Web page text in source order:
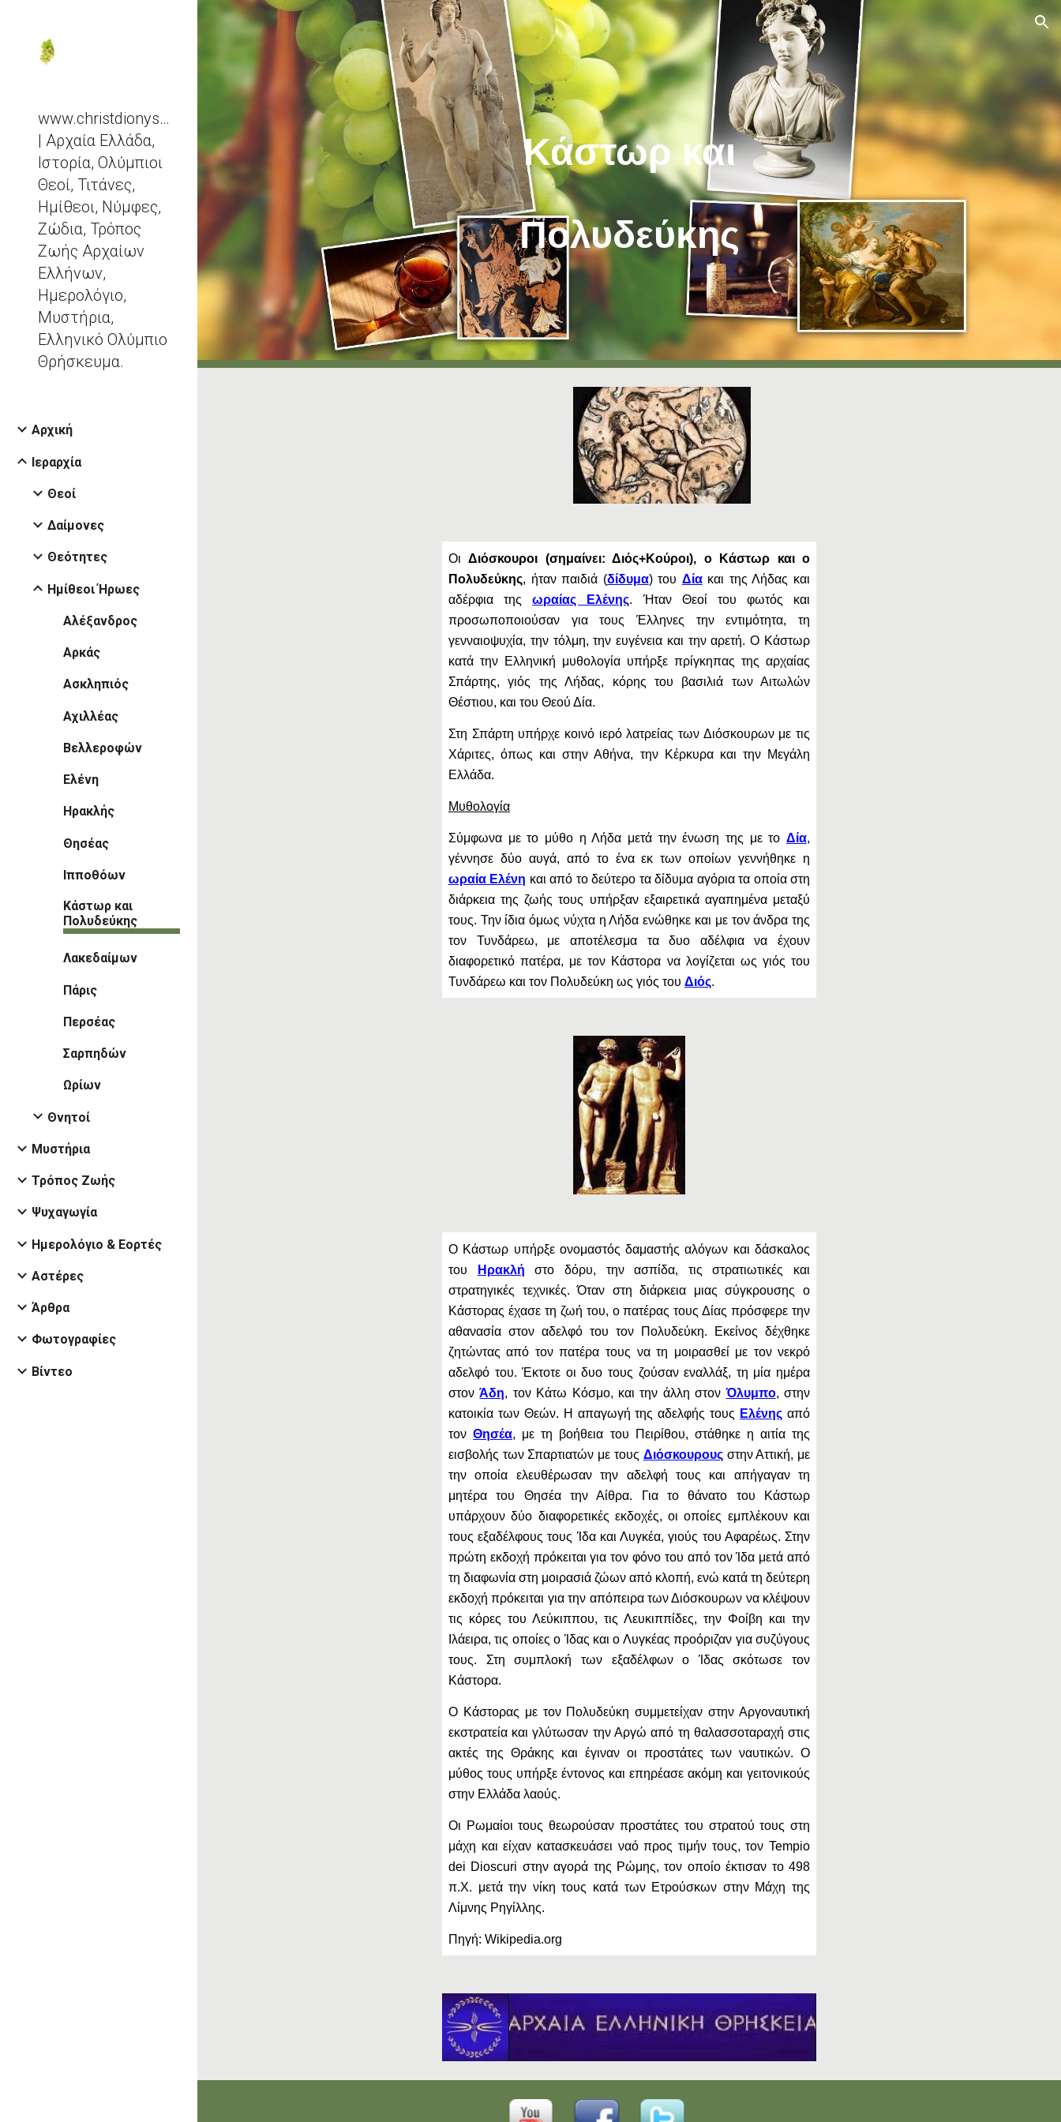
Skip to main content Skip to navigation
www.christdionysos.com
| Αρχαία Ελλάδα,
Ιστορία, Ολύμπιοι
Θεοί, Τιτάνες,
Ημίθεοι, Νύμφες,
Ζώδια, Τρόπος
Ζωής Αρχαίων
Ελλήνων,
Ημερολόγιο,
Μυστήρια,
Ελληνικό Ολύμπιο
Θρήσκευμα.
Αρχική
Ιεραρχία
Θεοί
Δαίμονες
Θεότητες
Ημίθεοι Ήρωες
Αλέξανδρος
Αρκάς
Ασκληπιός
Αχιλλέας
Βελλεροφών
Ελένη
Ηρακλής
Θησέας
Ιπποθόων
Κάστωρ και
Πολυδεύκης
Λακεδαίμων
Πάρις
Περσέας
Σαρπηδών
Ωρίων
Θνητοί
Μυστήρια
Τρόπος Ζωής
Ψυχαγωγία
Ημερολόγιο & Εορτές
Αστέρες
Άρθρα
Φωτογραφίες
Βίντεο
Κάστωρ και
Πολυδεύκης
ΟιΔιόσκουροι (σημαίνει: Διός+Κούροι), ο Κάστωρ και ο
Πολυδεύκης, ήταν παιδιά (δίδυμα) του Δίακαι της Λήδας και
αδέρφια τηςωραίας Ελένης. Ήταν Θεοί του φωτός και
προσωποποιούσαν για τους Έλληνες την εντιμότητα, τη
γενναιοψυχία, την τόλμη, την ευγένεια και την αρετή. Ο Κάστωρ
κατά την Ελληνική μυθολογία υπήρξε πρίγκηπας της αρχαίας
Σπάρτης, γιός της Λήδας, κόρης του βασιλιά των Αιτωλών
Θέστιου, και του Θεού Δία.
Στη Σπάρτη υπήρχε κοινό ιερό λατρείας των Διόσκουρων με τις
Χάριτες, όπως και στην Αθήνα, την Κέρκυρα και την Μεγάλη
Ελλάδα.
Μυθολογία
Σύμφωνα με το μύθο η Λήδα μετά την ένωση της με τοΔία,
γέννησε δύο αυγά, από το ένα εκ των οποίων γεννήθηκε η
ωραία Ελένη και από το δεύτερο τα δίδυμα αγόρια τα οποία στη
διάρκεια της ζωής τους υπήρξαν εξαιρετικά αγαπημένα μεταξύ
τους. Την ίδια όμως νύχτα η Λήδα ενώθηκε και με τον άνδρα της
τον Τυνδάρεω, με αποτέλεσμα τα δυο αδέλφια να έχουν
διαφορετικό πατέρα, με τον Κάστορα να λογίζεται ως γιός του
Τυνδάρεω και τον Πολυδεύκη ως γιός του Διός.
Ο Κάστωρ υπήρξε ονομαστός δαμαστής αλόγων και δάσκαλος
του
Ηρακλή στο δόρυ, την ασπίδα, τις στρατιωτικές και
στρατηγικές τεχνικές. Όταν στη διάρκεια μιας σύγκρουσης ο
Κάστορας έχασε τη ζωή του, ο πατέρας τους Δίας πρόσφερε την
αθανασία στον αδελφό του τον Πολυδεύκη. Εκείνος δέχθηκε
ζητώντας από τον πατέρα τους να τη μοιρασθεί με τον νεκρό
αδελφό του. Έκτοτε οι δυο τους ζούσαν εναλλάξ, τη μία ημέρα
στονΆδη, τον Κάτω Κόσμο, και την άλλη στονΌλυμπο, στην
κατοικία των Θεών. Η απαγωγή της αδελφής τους Ελένης από
τονΘησέα, με τη βοήθεια του Πειρίθου, στάθηκε η αιτία της
εισβολής των Σπαρτιατών με τους Διόσκουρουςστην Αττική, με
την οποία ελευθέρωσαν την αδελφή τους και απήγαγαν τη
μητέρα του Θησέα την Αίθρα. Για το θάνατο του Κάστωρ
υπάρχουν δύο διαφορετικές εκδοχές, οι οποίες εμπλέκουν και
τους εξαδέλφους τους Ίδα και Λυγκέα, γιούς του Αφαρέως. Στην
πρώτη εκδοχή πρόκειται για τον φόνο του από τον Ίδα μετά από
τη διαφωνία στη μοιρασιά ζώων από κλοπή, ενώ κατά τη δεύτερη
εκδοχή πρόκειται για την απόπειρα των Διόσκουρων να κλέψουν
τις κόρες του Λεύκιππου, τις Λευκιππίδες, την Φοίβη και την
Ιλάειρα, τις οποίες ο Ίδας και ο Λυγκέας προόριζαν για συζύγους
τους. Στη συμπλοκή των εξαδέλφων ο Ίδας σκότωσε τον
Κάστορα.
Ο Κάστορας με τον Πολυδεύκη συμμετείχαν στην Αργοναυτική
εκστρατεία και γλύτωσαν την Αργώ από τη θαλασσοταραχή στις
ακτές της Θράκης και έγιναν οι προστάτες των ναυτικών. Ο
μύθος τους υπήρξε έντονος και επηρέασε ακόμη και γειτονικούς
στην Ελλάδα λαούς.
Οι Ρωμαίοι τους θεωρούσαν προστάτες του στρατού τους στη
μάχη και είχαν κατασκευάσει ναό προς τιμήν τους, τον Tempio
dei Dioscuri στην αγορά της Ρώμης, τον οποίο έκτισαν το 498
π.Χ. μετά την νίκη τους κατά των Ετρούσκων στην Μάχη της
Λίμνης Ρηγίλλης.
Πηγή: Wikipedia.org